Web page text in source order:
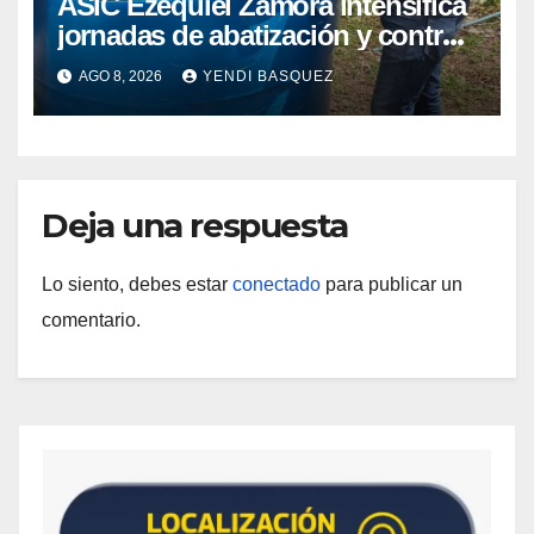
jornadas de abatización y control
de vectores en comunidades del
Guárico
AGO 8, 2026 YENDI BASQUEZ
Deja una respuesta
Lo siento, debes estar conectado para publicar un
comentario.